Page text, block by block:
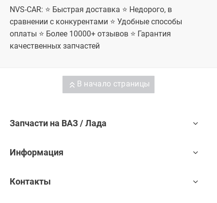
NVS-CAR: ⭐ Быстрая доставка ⭐ Недорого, в
сравнении с конкурентами ⭐ Удобные способы
оплаты ⭐ Более 10000+ отзывов ⭐ Гарантия
качественных запчастей
В начало страницы
Запчасти на ВАЗ / Лада
Информация
Контакты